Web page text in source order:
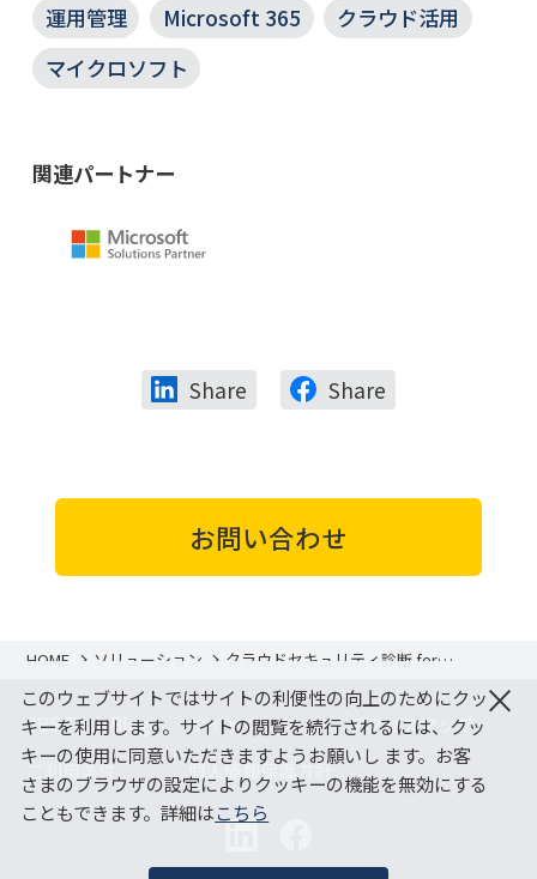
運用管理
Microsoft 365
クラウド活用
マイクロソフト
関連パートナー
Share Share
お問い合わせ
HOME ソリューション クラウドセキュリティ診断 for
JBS Tech Blog サイトマップ
アクセスマップ
ご利用条件
個人情報保護方針
このウェブサイトではサイトの利便性の向上のためにクッ
キーを利用します。サイトの閲覧を続行されるには、クッ
キーの使用に同意いただきますようお願いし ます。お客
さまのブラウザの設定によりクッキーの機能を無効にする
こともできます。詳細はこちら
×